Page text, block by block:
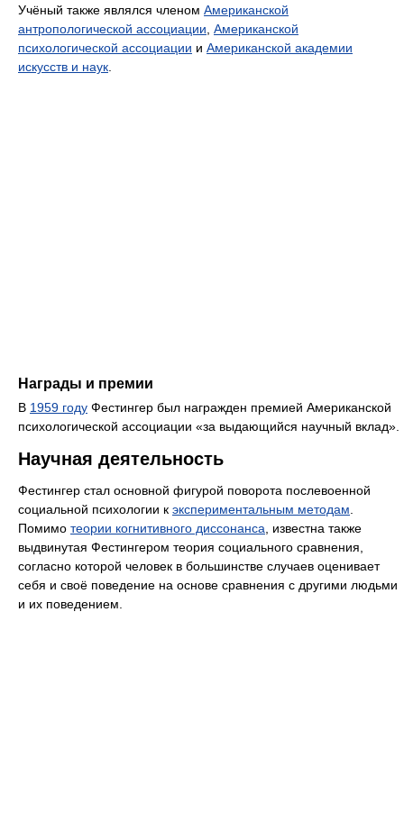
Учёный также являлся членом Американской
антропологической ассоциации Американской
психологической ассоциации и Американской академии
искусств и наук
Награды и премии
В 1959 году Фестингер был награжден премией Американской
психологической ассоциации «за выдающийся научный вклад».
Научная деятельность
Фестингер стал основной фигурой поворота послевоенной
социальной психологии к экспериментальным методам
Помимо теории когнитивного диссонанса , известна также
выдвинутая Фестингером теория социального сравнения,
согласно которой человек в большинстве случаев оценивает
себя и своё поведение на основе сравнения с другими людьми
и их поведением.